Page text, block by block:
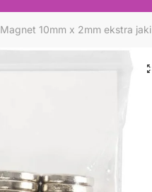
Magnet 10mm x 2mm ekstra jaki